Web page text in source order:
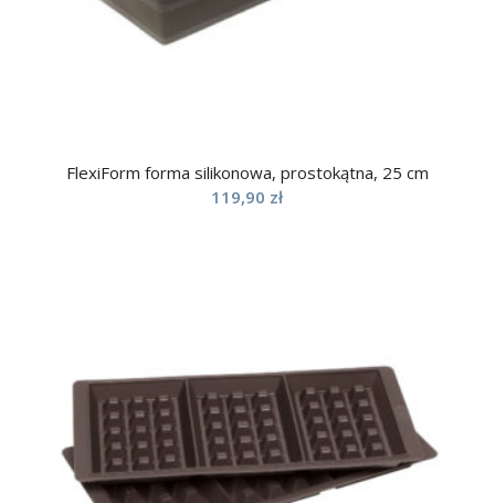
FlexiForm forma silikonowa, prostokątna, 25 cm
119,90 zł